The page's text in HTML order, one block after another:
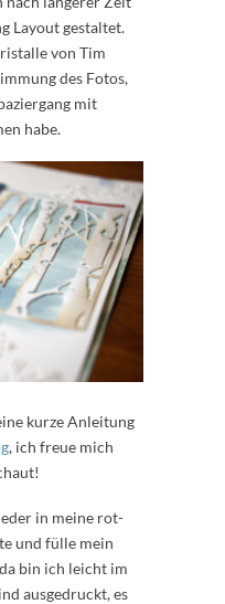
Layout gestaltet.
von Tim
des Fotos,
mit
habe.
kurze Anleitung
, ich freue mich
in meine rot-
und fülle mein
bin ich leicht im
ausgedruckt, es